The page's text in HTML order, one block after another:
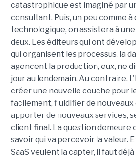
catastrophique est imaginé par
consultant. Puis, un peu comme
technologique, on assistera à
deux. Les éditeurs qui ont
qui organisent les processus, la
agencent la production, eux, ne
jour au lendemain. Au contraire.
créer une nouvelle couche pour
facilement, fluidifier de
apporter de nouveaux services,
client final. La question demeure
savoir qui va percevoir la valeur.
SaaS veulent la capter, il faut